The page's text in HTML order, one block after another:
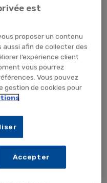
De Signalisation
Site Équipé D'un
Défibrillateur
€ TTC9,49 € HT
est
proposer un contenu
afin de collecter des
l’expérience client
vous pourrez
Vous pouvez
gestion de cookies pour
Accepter